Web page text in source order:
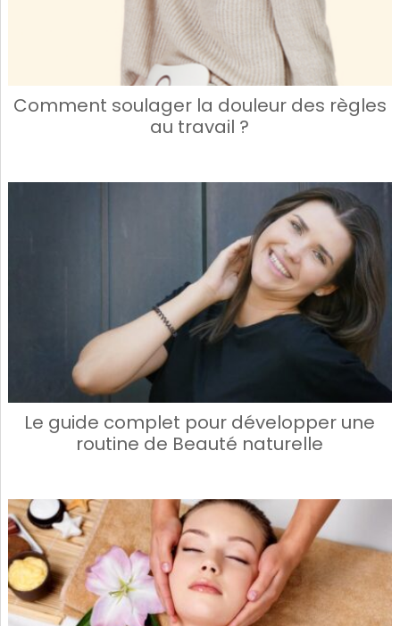
Comment soulager la douleur des règles
au travail ?
Le guide complet pour développer une
routine de Beauté naturelle